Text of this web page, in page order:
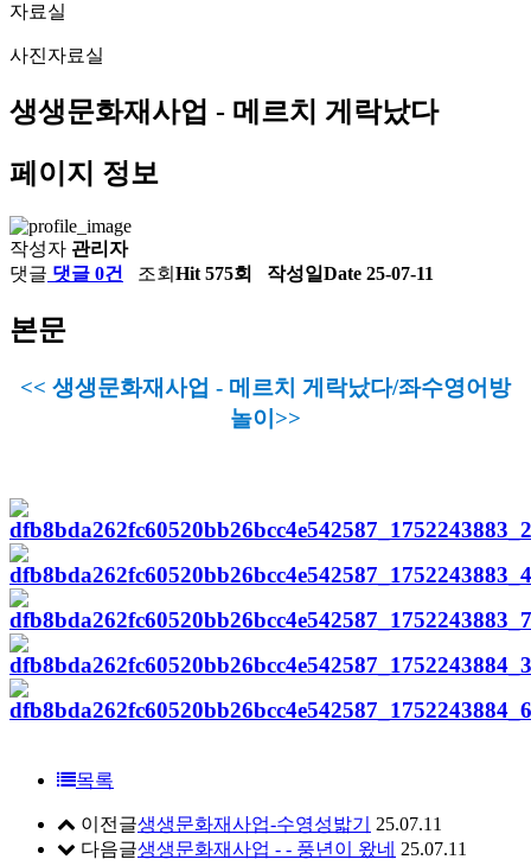
자료실
사진자료실
생생문화재사업 - 메르치 게락났다
페이지 정보
작성자 관리자
댓글 댓글 0건 조회 Hit 575회 작성일Date 25-07-11
본문
<< 생생문화재사업 - 메르치 게락났다/좌수영어방
놀이>>
목록
이전글생생문화재사업-수영성밟기
25.07.11
다음글생생문화재사업 - - 풍년이 왔네 25.07.11